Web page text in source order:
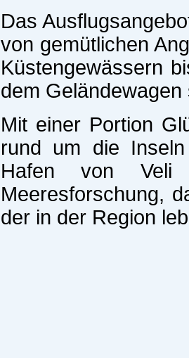
Das
von gemütlichen
Küstengewässern
dem
Mit einer Portion
rund um die
Hafen von
Meeresforschung,
der in der Region